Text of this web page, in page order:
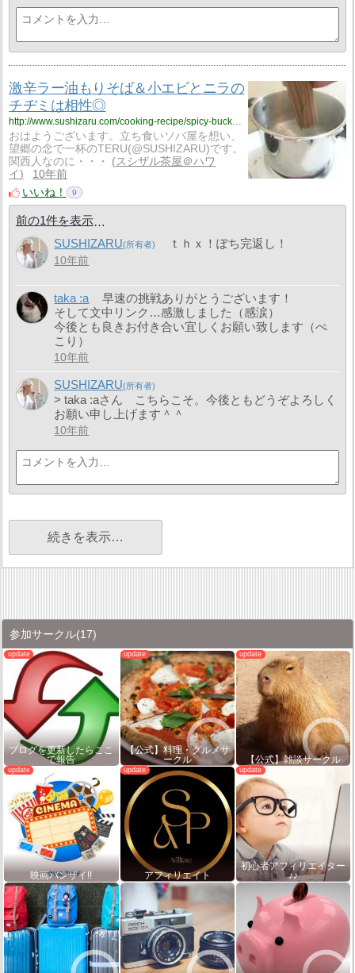
激辛ラー油もりそば＆小エビとニラの
チヂミは相性◎
http://www.sushizaru.com/cooking-recipe/spicy-buckwheat-noodle-shrimp-kakiage-tempura/
おはようございます。立ち食いソバ屋を想い、
望郷の念で一杯のTERU(@SUSHIZARU)です。
関西人なのに・・・
スシザル茶屋＠ハワ
イ
10年前
いいね！
9
前の1件を表示
SUSHIZARU
ｔｈｘ！ぽち完返し！
10年前
taka :a
早速の挑戦ありがとうございます！
そして文中リンク…感激しました（感涙）
今後とも良きお付き合い宜しくお願い致します（ぺ
こり）
10年前
SUSHIZARU
> taka :aさん こちらこそ。今後ともどうぞよろしく
お願い申し上げます＾＾
10年前
続きを表示…
参加サークル(17)
ブログを更新したらここ
で報告
【公式】料理・グルメサ
ークル
【公式】雑談サークル
映画バンザイ!! アフィリエイト
初心者アフィリエイター
♪♪